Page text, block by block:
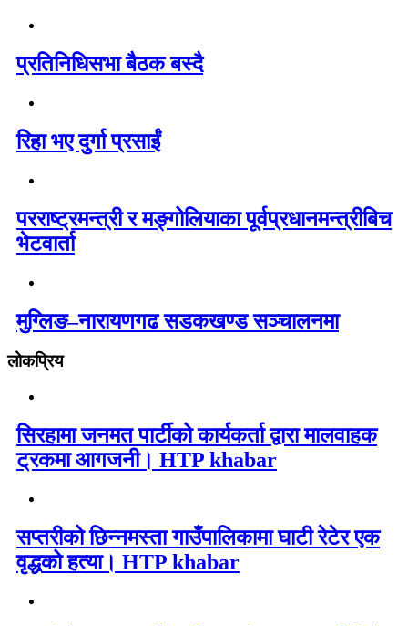
प्रतिनिधिसभा बैठक बस्दै
रिहा भए दुर्गा प्रसाईं
परराष्ट्रमन्त्री र मङ्गोलियाका पूर्वप्रधानमन्त्रीबिच
भेटवार्ता
मुग्लिङ–नारायणगढ सडकखण्ड सञ्चालनमा
लोकप्रिय
सिरहामा जनमत पार्टीको कार्यकर्ता द्वारा मालवाहक
ट्रकमा आगजनी। HTP khabar
सप्तरीको छिन्नमस्ता गाउँपालिकामा घाटी रेटेर एक
वृद्धको हत्या। HTP khabar